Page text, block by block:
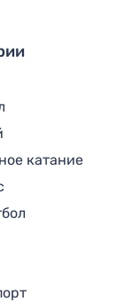
катание